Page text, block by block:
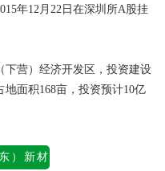
年12月22日在深圳所A股挂
下营）经济开发区，投资建设
地面积168亩，投资预计10亿
）新材